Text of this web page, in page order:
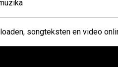
songteksten en video